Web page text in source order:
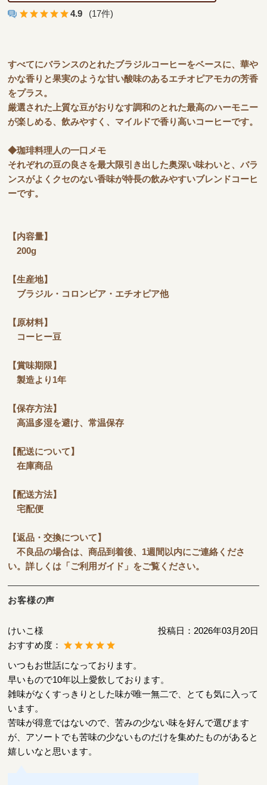
4.9 (17件)
すべてにバランスのとれたブラジルコーヒーをベースに、華や
かな香りと果実のような甘い酸味のあるエチオピアモカの芳香
をプラス。
厳選された上質な豆がおりなす調和のとれた最高のハーモニー
が楽しめる、飲みやすく、マイルドで香り高いコーヒーです。
◆珈琲料理人の一口メモ
それぞれの豆の良さを最大限引き出した奥深い味わいと、バラ
ンスがよくクセのない香味が特長の飲みやすいブレンドコーヒ
ーです。
【内容量】
200g
【生産地】
ブラジル・コロンビア・エチオピア他
【原材料】
コーヒー豆
【賞味期限】
製造より1年
【保存方法】
高温多湿を避け、常温保存
【配送について】
在庫商品
【配送方法】
宅配便
【返品・交換について】
不良品の場合は、商品到着後、1週間以内にご連絡くださ
い。詳しくは「ご利用ガイド」をご覧ください。
お客様の声
けいこ様 投稿日： 2026年03月20日
おすすめ度：
いつもお世話になっております。
早いもので10年以上愛飲しております。
雑味がなくすっきりとした味が唯一無二で、とても気に入って
います。
苦味が得意ではないので、苦みの少ない味を好んで選びます
が、アソートでも苦味の少ないものだけを集めたものがあると
嬉しいなと思います。